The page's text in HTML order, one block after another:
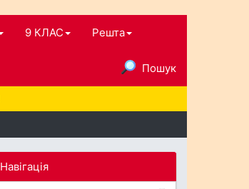
9 КЛАС Решта
Пошук
Навігація